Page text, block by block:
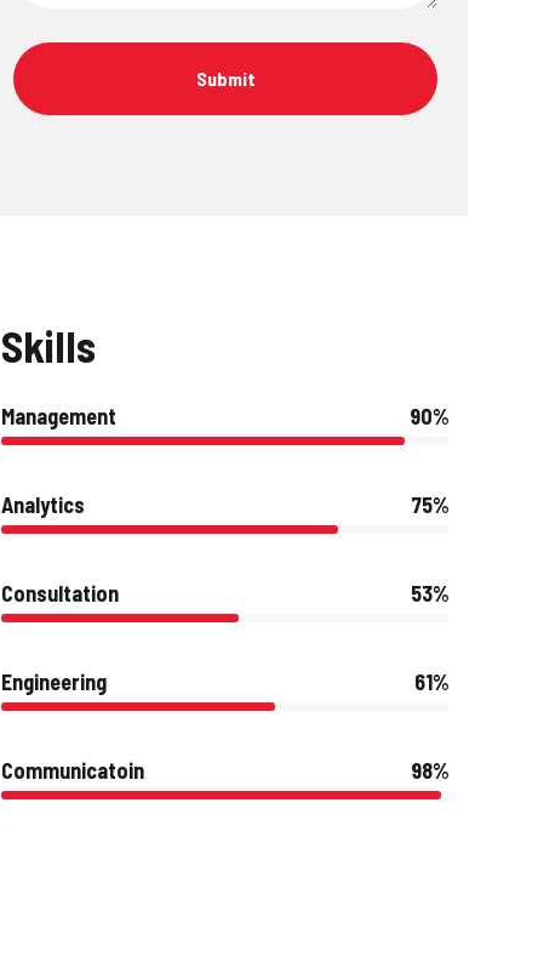
Skills
Management 90%
Analytics 75%
Consultation 53%
Engineering 61%
Communicatoin 98%